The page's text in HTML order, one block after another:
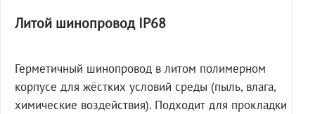
Литой шинопровод IP68
Герметичный шинопровод в литом полимерном
корпусе для жёстких условий среды (пыль, влага,
химические воздействия). Подходит для прокладки